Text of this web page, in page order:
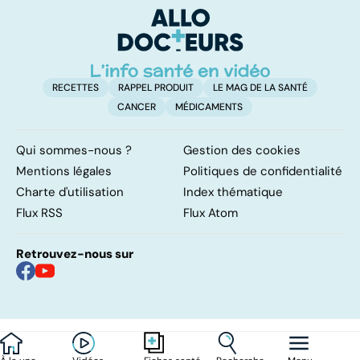
ou sans
hyperactivité
RECETTES RAPPEL PRODUIT
LE MAG DE LA SANTÉ
CANCER
MÉDICAMENTS
Qui sommes-nous ?
Gestion des cookies
Mentions légales
Politiques de confidentialité
Charte d'utilisation
Index thématique
Flux RSS
Flux Atom
Retrouvez-nous sur